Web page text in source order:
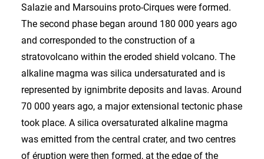
Salazie and Marsouins proto-Cirques were formed.
The second phase began around 180 000 years ago
and corresponded to the construction of a
stratovolcano within the eroded shield volcano. The
alkaline magma was silica undersaturated and is
represented by ignimbrite deposits and lavas. Around
70 000 years ago, a major extensional tectonic phase
took place. A silica oversaturated alkaline magma
was emitted from the central crater, and two centres
of éruption were then formed, at the edge of the